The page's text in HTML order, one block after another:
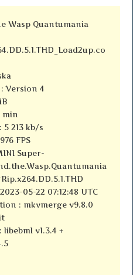
Wasp Quantumania
Version 4
min
213 kb/s
FPS
Super-
05-22 07:12:48 UTC
: mkvmerge v9.8.0
v1.3.4 +